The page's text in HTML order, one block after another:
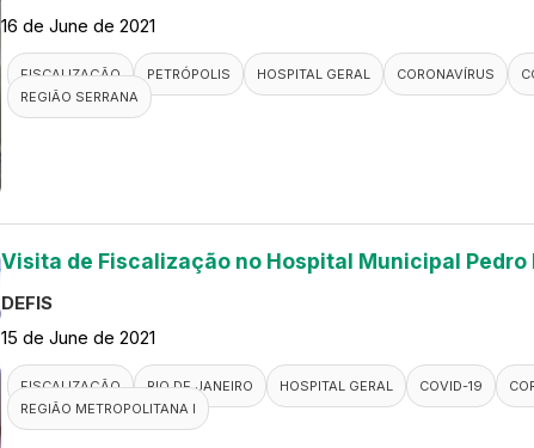
16 de June de 2021
FISCALIZAÇÃO PETRÓPOLIS HOSPITAL GERAL CORONAVÍRUS
REGIÃO SERRANA
Visita de Fiscalização no Hospital Municipal Pedro
DEFIS
15 de June de 2021
FISCALIZAÇÃO RIO DE JANEIRO HOSPITAL GERAL COVID-19
REGIÃO METROPOLITANA I